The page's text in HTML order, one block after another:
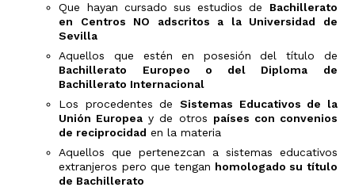
Que hayan cursado sus estudios de Bachillerato
en Centros NO adscritos a la Universidad de
Sevilla
Aquellos que estén en posesión del título de
Bachillerato Europeo o del Diploma de
Bachillerato Internacional
Los procedentes de Sistemas Educativos de la
Unión Europea y de otros países con convenios
de reciprocidad en la materia
Aquellos que pertenezcan a sistemas educativos
extranjeros pero que tengan homologado su título
de Bachillerato